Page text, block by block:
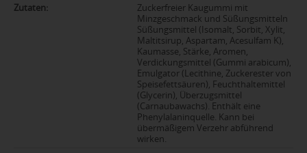
Zutaten:
Zuckerfreier Kaugummi mit
Minzgeschmack und Süßungsmitteln
Süßungsmittel (Isomalt, Sorbit, Xylit,
Maltitsirup, Aspartam, Acesulfam K),
Kaumasse, Stärke, Aromen,
Verdickungsmittel (Gummi arabicum),
Emulgator (Lecithine, Zuckerester von
Speisefettsäuren), Feuchthaltemittel
(Glycerin), Überzugsmittel
(Carnaubawachs). Enthält eine
Phenylalaninquelle. Kann bei
übermäßigem Verzehr abführend
wirken.